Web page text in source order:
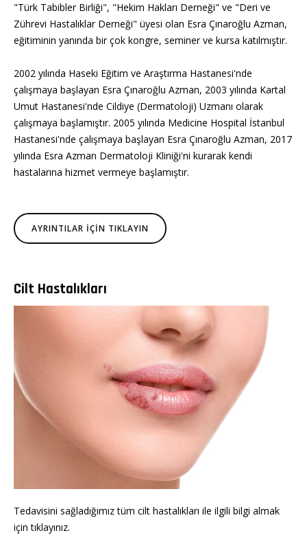
"Türk Tabibler Birliği", "Hekim Hakları Derneği" ve "Deri ve
Zührevi Hastalıklar Derneği" üyesi olan Esra Çınaroğlu Azman,
eğitiminin yanında bir çok kongre, seminer ve kursa katılmıştır.
2002 yılında Haseki Eğitim ve Araştırma Hastanesi'nde
çalışmaya başlayan Esra Çınaroğlu Azman, 2003 yılında Kartal
Umut Hastanesi'nde Cildiye (Dermatoloji) Uzmanı olarak
çalışmaya başlamıştır. 2005 yılında Medicine Hospital İstanbul
Hastanesi'nde çalışmaya başlayan Esra Çınaroğlu Azman, 2017
yılında Esra Azman Dermatoloji Kliniği'ni kurarak kendi
hastalarına hizmet vermeye başlamıştır.
AYRINTILAR İÇİN TIKLAYIN
Cilt Hastalıkları
Tedavisini sağladığımız tüm cilt hastalıkları ile ilgili bilgi almak
için tıklayınız.